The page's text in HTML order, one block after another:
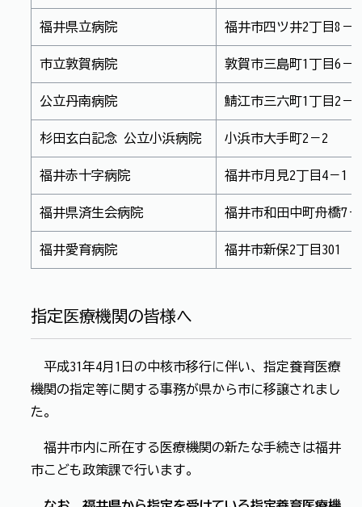
福井県立病院 福井市四ツ井2丁目8－1
市立敦賀病院 敦賀市三島町1丁目6－
公立丹南病院 鯖江市三六町1丁目2－
杉田玄白記念 公立小浜病院 小浜市大手町2－2
福井赤十字病院 福井市月見2丁目4－1
福井県済生会病院 福井市和田中町舟橋7－
福井愛育病院 福井市新保2丁目301
指定医療機関の皆様へ
平成31年4月1日の中核市移行に伴い、指定養育医療
機関の指定等に関する事務が県から市に移譲されまし
た。
福井市内に所在する医療機関の新たな手続きは福井
市こども政策課で行います。